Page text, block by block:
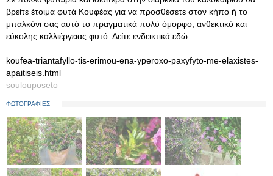
βρείτε έτοιμα φυτά Κουφέας για να προσθέσετε στον κήπο ή το
μπαλκόνι σας αυτό το πραγματικά πολύ όμορφο, ανθεκτικό και
εύκολης καλλιέργειας φυτό. Δείτε ενδεικτικά εδώ.
koufea-triantafyllo-tis-erimou-ena-yperoxo-paxyfyto-me-elaxistes-
apaitiseis.html
soulouposeto
ΦΩΤΟΓΡΑΦΙΕΣ